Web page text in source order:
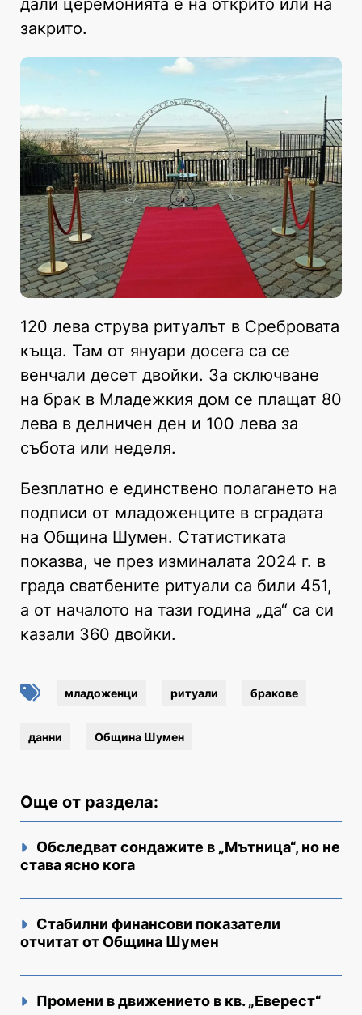
закрито.
120 лева струва ритуалът в Сребровата
къща. Там от януари досега са се
венчали десет двойки. За сключване
на брак в Младежкия дом се плащат 80
лева в делничен ден и 100 лева за
събота или неделя.
Безплатно е единствено полагането на
подписи от младоженците в сградата
на Община Шумен. Статистиката
показва, че през изминалата 2024 г. в
града сватбените ритуали са били 451,
а от началото на тази година „да“ са си
казали 360 двойки.
младоженци ритуали бракове
данни Община Шумен
Още от раздела:
Обследват сондажите в „Мътница“, но не
става ясно кога
Стабилни финансови показатели
отчитат от Община Шумен
Промени в движението в кв. „Еверест“